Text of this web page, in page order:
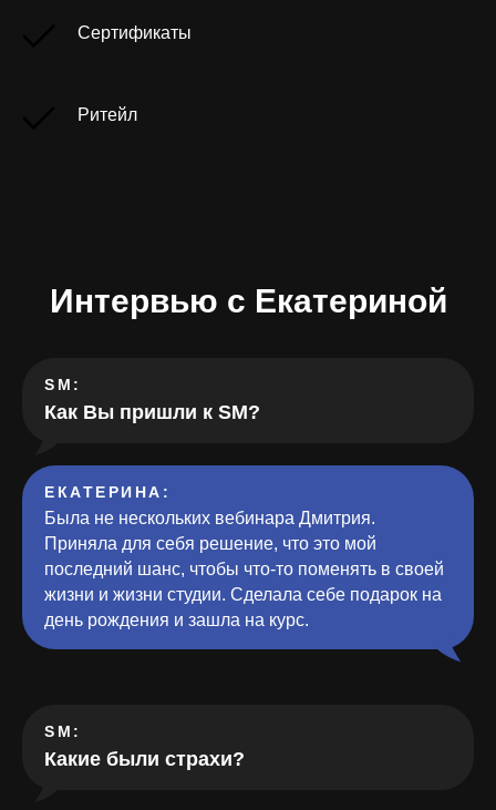
Сертификаты
Ритейл
Интервью с Екатериной
SM:
Как Вы пришли к SM?
ЕКАТЕРИНА :
Была не нескольких вебинара Дмитрия.
Приняла для себя решение, что это мой
последний шанс, чтобы что-то поменять в своей
жизни и жизни студии. Сделала себе подарок на
день рождения и зашла на курс.
SM:
Какие были страхи?